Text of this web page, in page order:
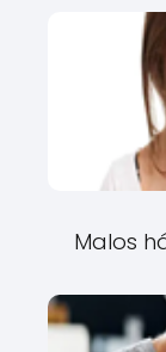
Malos